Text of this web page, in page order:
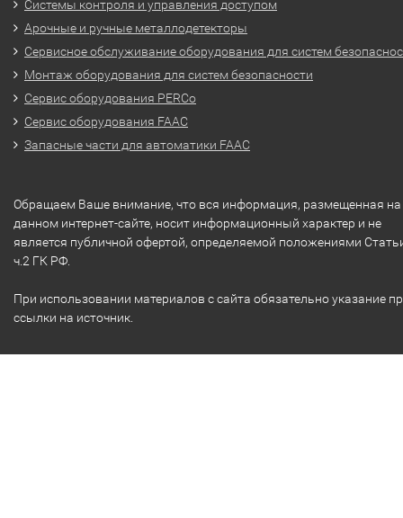
Системы контроля и управления доступом
Арочные и ручные металлодетекторы
Сервисное обслуживание оборудования для систем
Монтаж оборудования для систем безопасности
Сервис оборудования PERCo
Сервис оборудования FAAC
Запасные части для автоматики FAAC
Обращаем Ваше внимание, что вся информация, размещенная на
данном интернет-сайте, носит информационный характер и не
является публичной офертой, определяемой положениями
ч.2 ГК РФ.
При использовании материалов с сайта обязательно указание
ссылки на источник.